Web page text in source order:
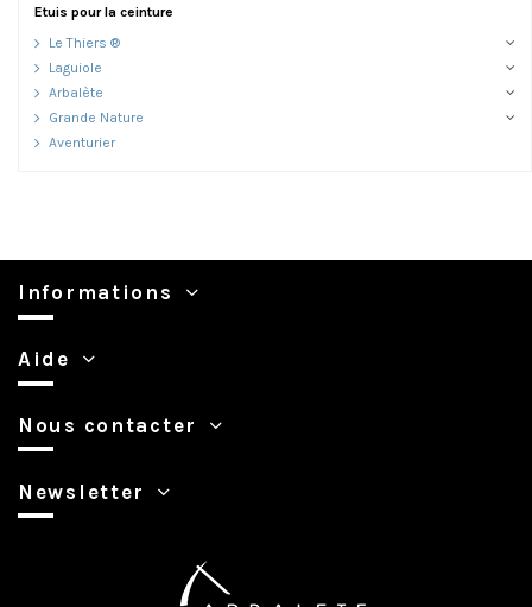
Etuis pour la ceinture
Le Thiers ®
Laguiole
Arbalète
Grande Nature
Aventurier
Informations
Aide
Nous contacter
Newsletter